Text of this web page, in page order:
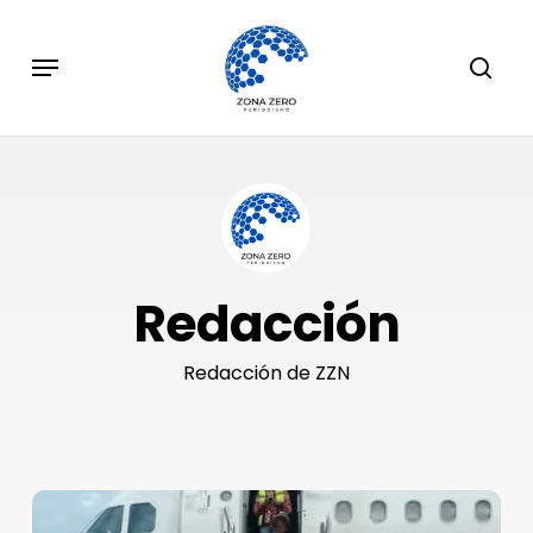
main
Menu
Redacción
Redacción de ZZN
Hombre